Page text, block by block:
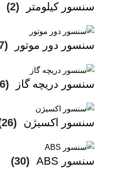
سنسور کیلومتر (2)
سنسور دور موتور (7)
سنسور دریچه گاز (6)
سنسور اکسیژن (26)
سنسور ABS (30)